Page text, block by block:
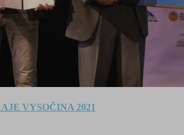
VYSOČINA 2021